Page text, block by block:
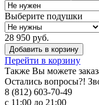
Выберите подушки
28 950 руб.
Добавить в корзину
Перейти в корзину
Также Вы можете
Остались вопросы?!
8 (812) 603-70-49
с 11:00 до 21:00